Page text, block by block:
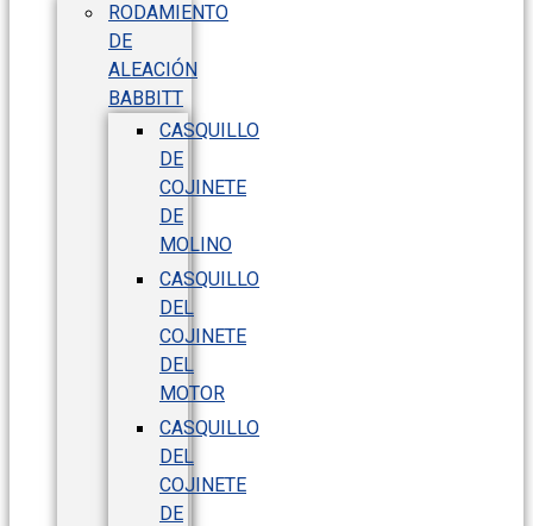
RODAMIENTO
DE
ALEACIÓN
BABBITT
CASQUILLO
DE
COJINETE
DE
MOLINO
CASQUILLO
DEL
COJINETE
DEL
MOTOR
CASQUILLO
DEL
COJINETE
DE